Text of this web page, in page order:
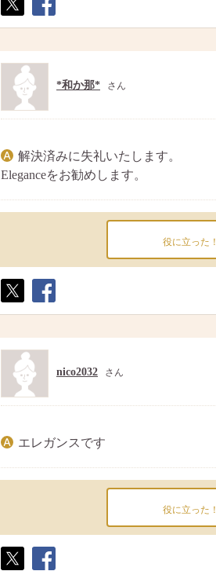
ト
ア
*和か那* さん
解決済みに失礼いたします。
Eleganceをお勧めします。
役に立った！
ト
ア
nico2032 さん
エレガンスです
役に立った！